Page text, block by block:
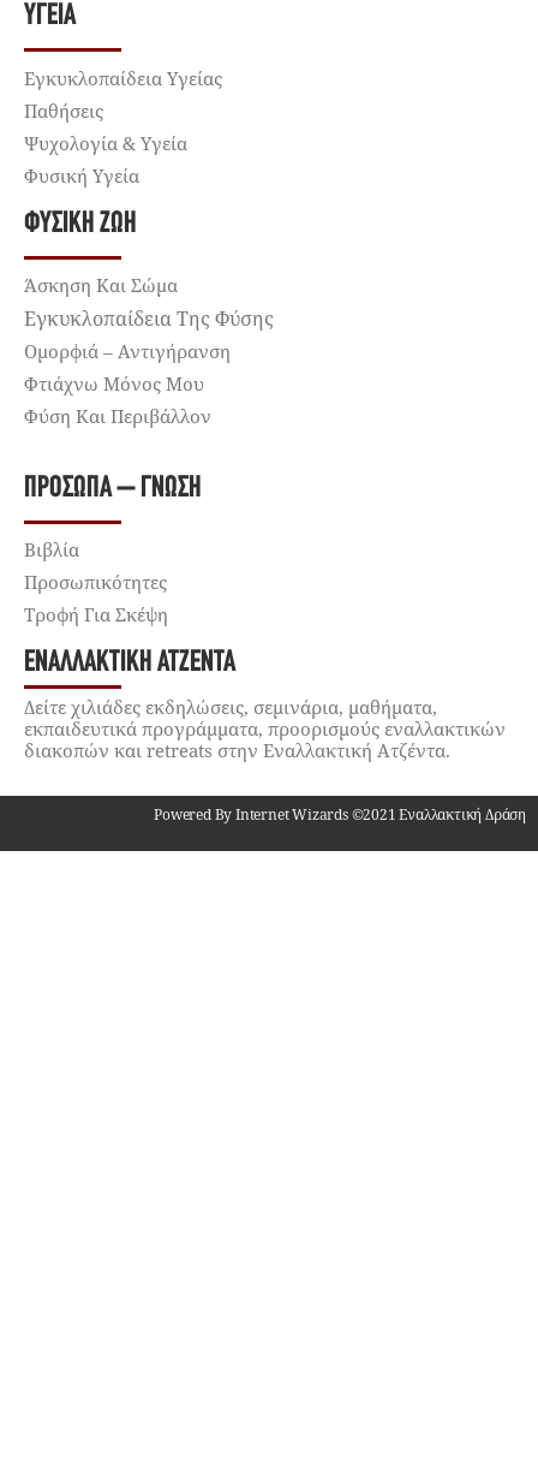
ΥΓΕΊΑ
Εγκυκλοπαίδεια Υγείας
Παθήσεις
Ψυχολογία & Υγεία
Φυσική Υγεία
ΦΥΣΙΚΉ ΖΩΉ
Άσκηση Και Σώμα
Εγκυκλοπαίδεια Της Φύσης
Ομορφιά – Αντιγήρανση
Φτιάχνω Μόνος Μου
Φύση Και Περιβάλλον
ΠΡΌΣΩΠΑ – ΓΝΏΣΗ
Βιβλία
Προσωπικότητες
Τροφή Για Σκέψη
ΕΝΑΛΛΑΚΤΙΚΉ ΑΤΖΈΝΤΑ
Δείτε χιλιάδες εκδηλώσεις, σεμινάρια, μαθήματα,
εκπαιδευτικά προγράμματα, προορισμούς εναλλακτικών
διακοπών και retreats στην Εναλλακτική Ατζέντα.
Powered By Internet Wizards ©2021 Εναλλακτική Δράση